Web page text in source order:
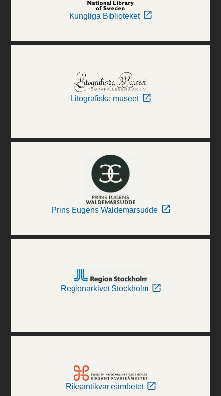
Kungliga Biblioteket
Litografiska museet
Prins Eugens Waldemarsudde
Regionarkivet Stockholm
Riksantikvarieämbetet